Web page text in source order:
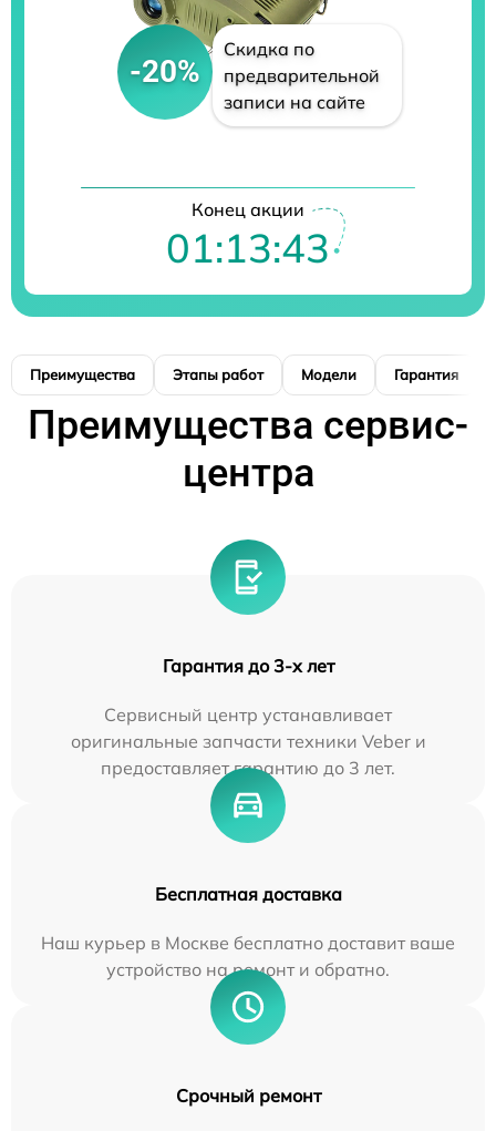
-20%
Скидка по
предварительной
записи на сайте
Конец акции
01:13:42
Преимущества Этапы работ Модели Гарантия
Преимущества сервис-
центра
Гарантия до 3-х лет
Сервисный центр устанавливает
оригинальные запчасти техники Veber и
предоставляет гарантию до 3 лет.
Бесплатная доставка
Наш курьер в Москве бесплатно доставит ваше
устройство на ремонт и обратно.
Срочный ремонт